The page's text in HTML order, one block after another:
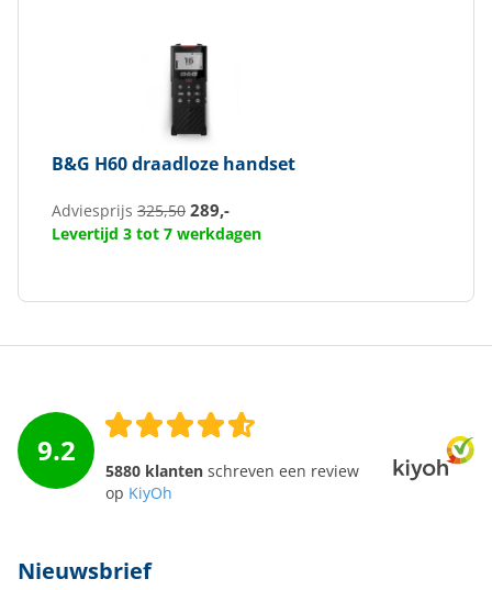
B&G H60 draadloze handset
Adviesprijs 325,50 289,-
Levertijd 3 tot 7 werkdagen
9.2
5880 klanten schreven een review
op KiyOh
Nieuwsbrief